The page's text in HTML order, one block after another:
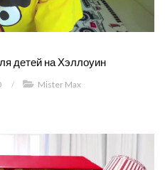
детей на Хэллоуин
/ Mister Max